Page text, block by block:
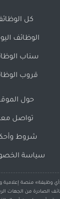
كل
الوظائف
سناب
قروب
حول
تواصل
شروط
سياسة
وظيفة» منصة إعلامية
الصادرة من